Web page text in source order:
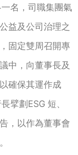
名，司職集團氣
益及公司治理之
固定雙周召開專
中，向董事長及
確保其運作成
擘劃ESG 短、
，以作為董事會